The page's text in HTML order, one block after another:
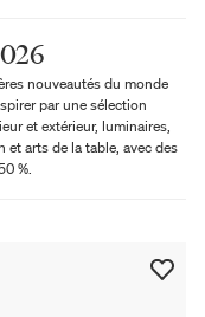
nouveautés du monde
par une sélection
et extérieur, luminaires,
et arts de la table, avec des
%.